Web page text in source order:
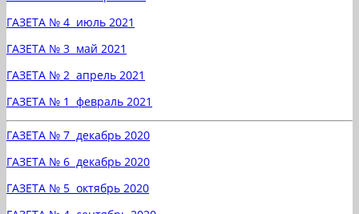
ГАЗЕТА № 4 июль 2021
ГАЗЕТА № 3 май 2021
ГАЗЕТА № 2 апрель 2021
ГАЗЕТА № 1 февраль 2021
ГАЗЕТА № 7 декабрь 2020
ГАЗЕТА № 6 декабрь 2020
ГАЗЕТА № 5 октябрь 2020